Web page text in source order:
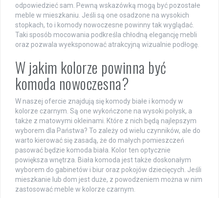
odpowiedzieć sam. Pewną wskazówką mogą być pozostałe
meble w mieszkaniu. Jeśli są one osadzone na wysokich
stopkach, to i komody nowoczesne powinny tak wyglądać.
Taki sposób mocowania podkreśla chłodną elegancję mebli
oraz pozwala wyeksponować atrakcyjną wizualnie podłogę.
W jakim kolorze powinna być
komoda nowoczesna?
W naszej ofercie znajdują się komody białe i komody w
kolorze czarnym. Są one wykończone na wysoki połysk, a
także z matowymi okleinami. Które z nich będą najlepszym
wyborem dla Państwa? To zależy od wielu czynników, ale do
warto kierować się zasadą, że do małych pomieszczeń
pasować będzie komoda biała. Kolor ten optycznie
powiększa wnętrza. Biała komoda jest także doskonałym
wyborem do gabinetów i biur oraz pokojów dziecięcych. Jeśli
mieszkanie lub dom jest duże, z powodzeniem można w nim
zastosować meble w kolorze czarnym.